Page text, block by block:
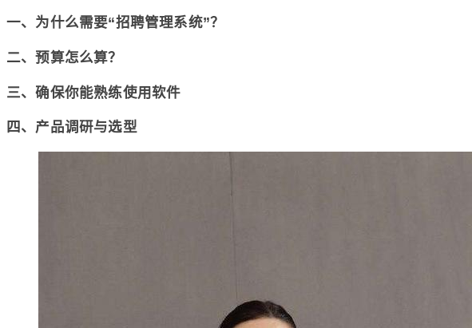
一、为什么需要“招聘管理系统”？
二、预算怎么算？
三、确保你能熟练使用软件
四、产品调研与选型